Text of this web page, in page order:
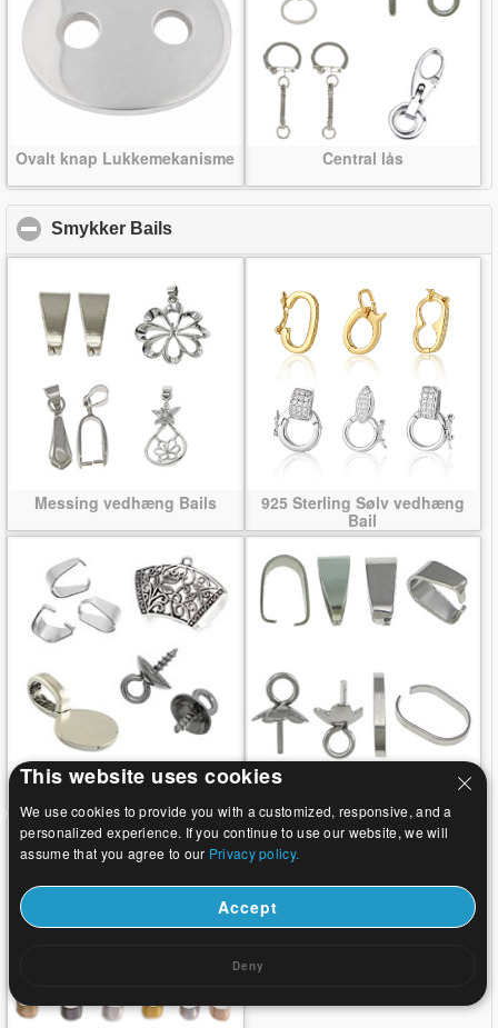
Ovalt knap Lukkemekanisme Central lås
Smykker Bails
Messing vedhæng Bails
925 Sterling Sølv vedhæng
Bail
Zinc Alloy vedhæng Bail Rustfrit stål vedhæng Bail
This website uses cookies
We use cookies to provide you with a customized, responsive, and a
personalized experience. If you continue to use our website, we will
assume that you agree to our Privacy policy.
Accept
Deny